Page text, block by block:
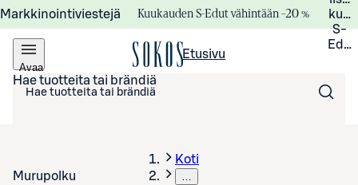
Markkinointiviestejä Kuukauden S-Edut vähintään –20 %
S-
Avaa
valikko
Etusivu
Hae tuotteita tai brändiä
Murupolku
Koti
…